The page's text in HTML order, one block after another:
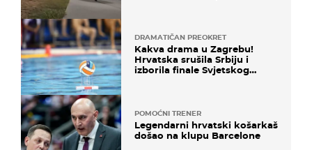
DRAMATIČAN PREOKRET
Kakva drama u Zagrebu!
Hrvatska srušila Srbiju i
izborila finale Svjetskog
POMOĆNI TRENER
Legendarni hrvatski košarkaš
došao na klupu Barcelone